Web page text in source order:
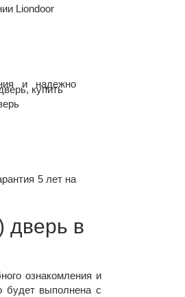
и надежно
5 лет на
дверь в
ознакомления и
будет выполнена с